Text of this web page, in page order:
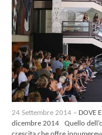
24 Settembre 2014 – DOVE
dicembre 2014 Quello